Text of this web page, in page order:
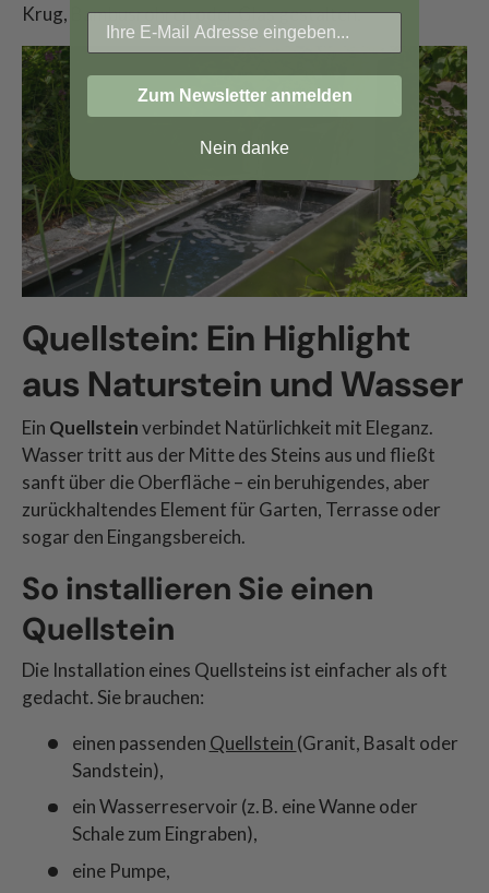
Krug, Bambusrohren oder Glas gestalten.
Quellstein: Ein Highlight
aus Naturstein und Wasser
Ein Quellsteinverbindet Natürlichkeit mit Eleganz.
Wasser tritt aus der Mitte des Steins aus und fließt
sanft über die Oberfläche – ein beruhigendes, aber
zurückhaltendes Element für Garten, Terrasse oder
sogar den Eingangsbereich.
So installieren Sie einen
Quellstein
Die Installation eines Quellsteins ist einfacher als oft
gedacht. Sie brauchen:
einen passenden Quellstein (Granit, Basalt oder
Sandstein),
ein Wasserreservoir (z. B. eine Wanne oder
Schale zum Eingraben),
eine Pumpe,
Zum Newsletter anmelden
Nein danke